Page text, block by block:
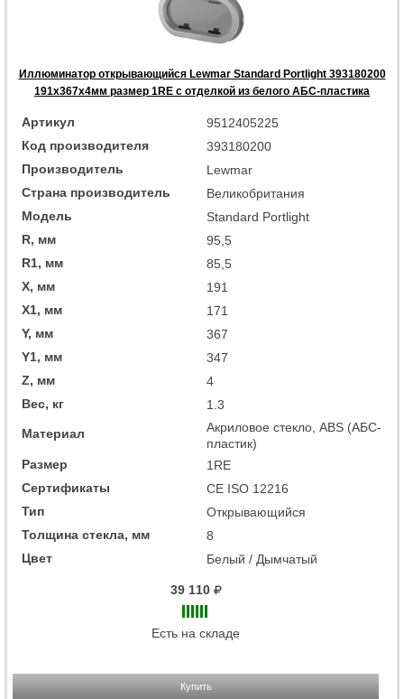
Иллюминатор открывающийся Lewmar Standard Portlight 393180200
191x367x4мм размер 1RE с отделкой из белого АБС-пластика
Артикул
9512405225
Код производителя
393180200
Производитель
Lewmar
Страна производитель
Великобритания
Модель
Standard Portlight
R, мм
95,5
R1, мм
85,5
X, мм
191
X1, мм
171
Y, мм
367
Y1, мм
347
Z, мм
4
Вес, кг
1.3
Материал
Акриловое стекло, ABS (АБС-
пластик)
Размер
1RE
Сертификаты
CE ISO 12216
Тип
Открывающийся
Толщина стекла, мм
8
Цвет
Белый / Дымчатый
39 110
Есть на складе
Купить